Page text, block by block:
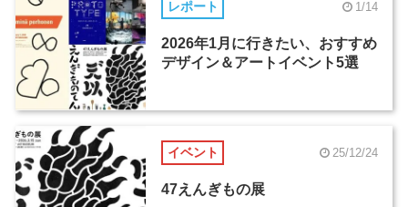
レポート 1/14
2026年1月に行きたい、おすすめ
デザイン＆アートイベント5選
イベント 25/12/24
47えんぎもの展